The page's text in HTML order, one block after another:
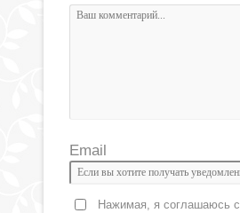
Email
Нажимая, я соглашаюсь с